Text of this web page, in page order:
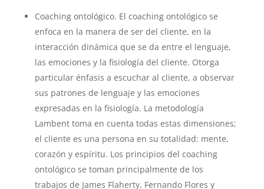
Coaching ontológico. El coaching ontológico se
enfoca en la manera de ser del cliente, en la
interacción dinámica que se da entre el lenguaje,
las emociones y la fisiología del cliente. Otorga
particular énfasis a escuchar al cliente, a observar
sus patrones de lenguaje y las emociones
expresadas en la fisiología. La metodología
Lambent toma en cuenta todas estas dimensiones;
el cliente es una persona en su totalidad: mente,
corazón y espíritu. Los principios del coaching
ontológico se toman principalmente de los
trabajos de James Flaherty, Fernando Flores y